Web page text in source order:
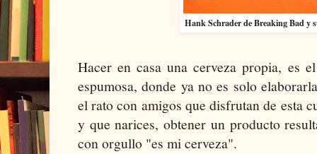
Hank Schrader de Breaking Bad y
Hacer en casa una cerveza propia, es
espumosa, donde ya no es solo
el rato con amigos que disfrutan de esta
y que narices, obtener un producto
con orgullo "es mi cerveza".